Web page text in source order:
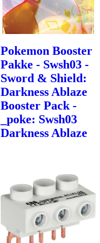
Pokemon Booster
Pakke - Swsh03 -
Sword & Shield:
Darkness Ablaze
Booster Pack -
_poke: Swsh03
Darkness Ablaze